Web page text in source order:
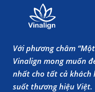
Với phương châm
Vinalign mong muốn
nhất cho tất cả khách
suốt thương hiệu Việt.